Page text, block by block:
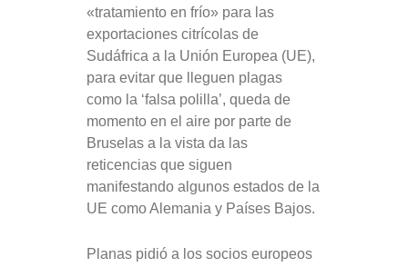
«tratamiento en frío» para las
exportaciones citrícolas de
Sudáfrica a la Unión Europea (UE),
para evitar que lleguen plagas
como la ‘falsa polilla’, queda de
momento en el aire por parte de
Bruselas a la vista da las
reticencias que siguen
manifestando algunos estados de la
UE como Alemania y Países Bajos.
Planas pidió a los socios europeos